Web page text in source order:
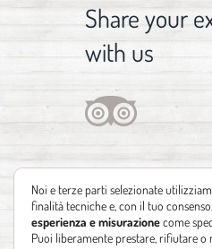
Share your
with us
Noi e terze parti selezionate
finalità tecniche e, con il tuo
esperienza e misurazionecome
Puoi liberamente prestare, rifiutare o